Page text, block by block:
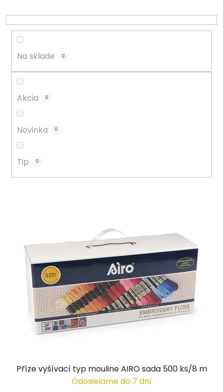
r
o
Na sklade 0
Akcia 0
Novinka 0
Tip 0
Příze vyšívací typ mouline AIRO sada 500 ks/8 m
Odosielame do 7 dní